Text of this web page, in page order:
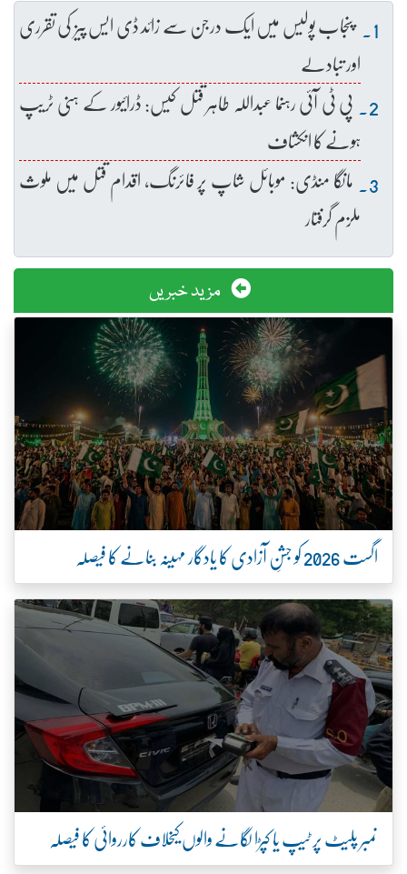
پنجاب پولیس میں ایک درجن سے زائد ڈی ایس پیز کی تقرری
اور تبادلے
پی ٹی آئی رہنما عبداللہ طاہر قتل کیس: ڈرائیور کے ہنی ٹریپ
ہونے کا انکشاف
مانگا منڈی: موبائل شاپ پر فائرنگ، اقدام قتل میں ملوث
ملزم گرفتار
مزید خبریں
اگست 2026 کو جشنِ آزادی کا یادگار مہینہ بنانے کا فیصلہ
نمبر پلیٹ پر ٹیپ یا کپڑا لگانے والوں کیخلاف کارروائی کا فیصلہ